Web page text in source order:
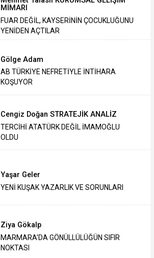
MİMARI
FUAR DEĞİL, KAYSERİNİN ÇOCUKLUĞUNU
YENİDEN AÇTILAR
Gölge Adam
AB TÜRKİYE NEFRETİYLE İNTİHARA
KOŞUYOR
Cengiz Doğan STRATEJİK ANALİZ
TERCİHİ ATATÜRK DEĞİL İMAMOĞLU
OLDU
Yaşar Geler
‎YENİ KUŞAK YAZARLIK VE SORUNLARI
Ziya Gökalp
MARMARA’DA GÖNÜLLÜLÜĞÜN SIFIR
NOKTASI